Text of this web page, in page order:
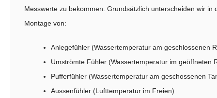
Messwerte zu bekommen. Grundsätzlich unterscheiden wir in
Montage von:
Anlegefühler (Wassertemperatur am geschlossenen
Umströmte Fühler (Wassertemperatur im geöffneten
Pufferfühler (Wassertemperatur am geschossenen
Aussenfühler (Lufttemperatur im Freien)